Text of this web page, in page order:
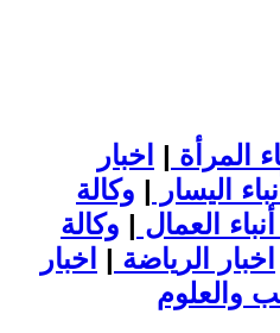
المرأة | اخبار
اليسار | وكالة
العمال | وكالة
اخبار الرياضة | اخبار